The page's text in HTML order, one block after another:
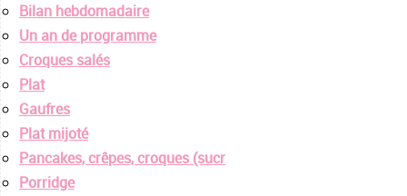
Bilan hebdomadaire
Un an de programme
Croques salés
Plat
Gaufres
Plat mijoté
Pancakes, crêpes, croques (sucr
Porridge